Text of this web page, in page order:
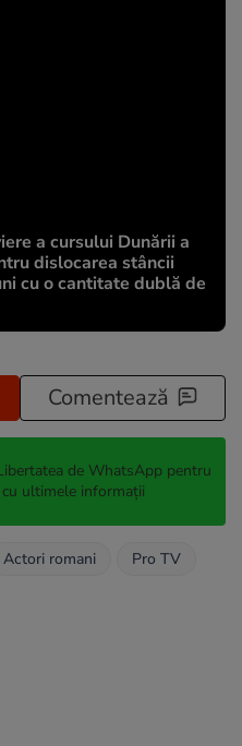
a cursului Dunării a
dislocarea stâncii
cu o cantitate dublă de
Comentează
de WhatsApp pentru
ultimele informații
Actori romani
Pro TV